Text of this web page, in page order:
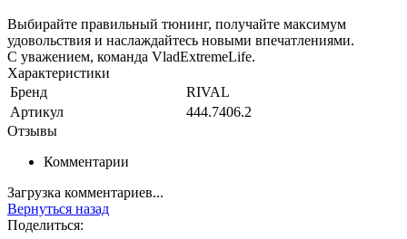
Выбирайте правильный тюнинг, получайте максимум
удовольствия и наслаждайтесь новыми впечатлениями.
С уважением, команда VladExtremeLife.
Характеристики
Бренд
RIVAL
Артикул
444.7406.2
Отзывы
Комментарии
Загрузка комментариев...
Вернуться назад
Поделиться: